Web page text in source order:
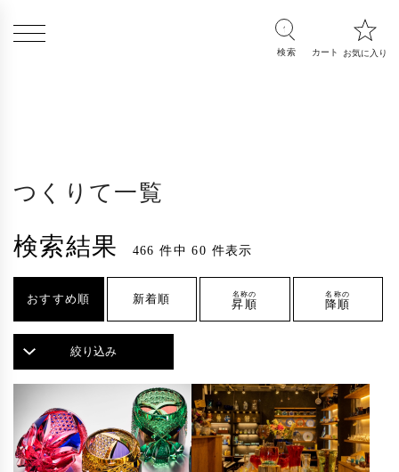
つくりて一覧
検索結果 466 件中 60 件表示
おすすめ順 新着順 名称の
昇順
名称の
降順
絞り込み